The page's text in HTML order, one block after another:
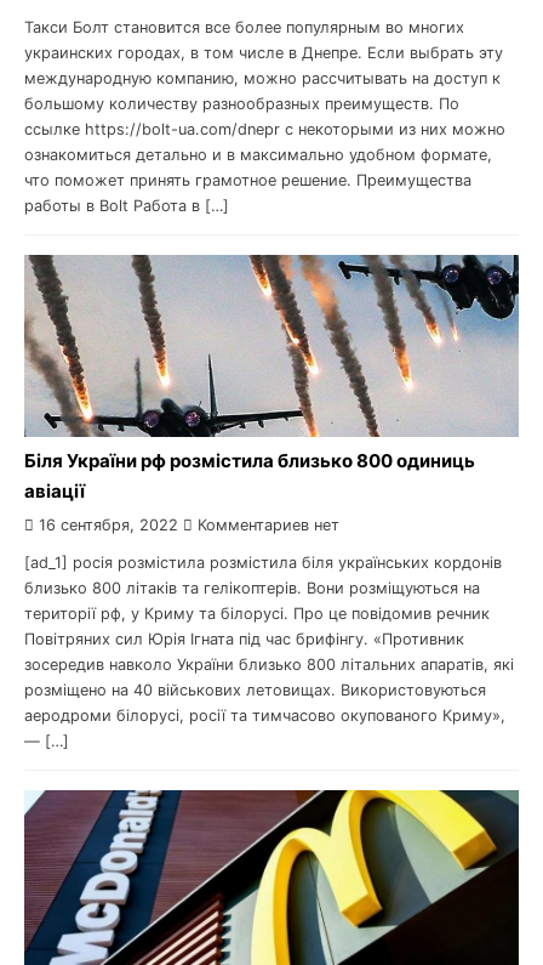
Такси Болт становится все более популярным во многих
украинских городах, в том числе в Днепре. Если выбрать эту
международную компанию, можно рассчитывать на доступ к
большому количеству разнообразных преимуществ. По
ссылке https://bolt-ua.com/dnepr с некоторыми из них можно
ознакомиться детально и в максимально удобном формате,
что поможет принять грамотное решение. Преимущества
работы в Bolt Работа в […]
Біля України рф розмістила близько 800 одиниць
авіації
16 сентября, 2022 Комментариев нет
[ad_1] росія розмістила розмістила біля українських кордонів
близько 800 літаків та гелікоптерів. Вони розміщуються на
території рф, у Криму та білорусі. Про це повідомив речник
Повітряних сил Юрія Ігната під час брифінгу. «Противник
зосередив навколо України близько 800 літальних апаратів, які
розміщено на 40 військових летовищах. Використовуються
аеродроми білорусі, росії та тимчасово окупованого Криму»,
— […]